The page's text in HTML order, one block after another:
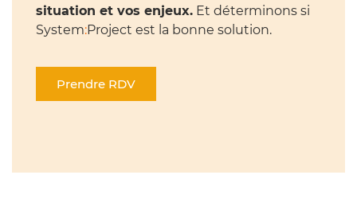
situation et vos enjeux. Et déterminons si
System:Project est la bonne solution.
Prendre RDV